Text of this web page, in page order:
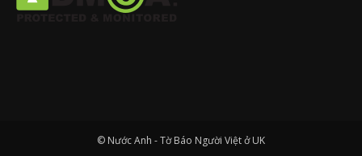
© Nước Anh - Tờ Báo Người Việt ở UK